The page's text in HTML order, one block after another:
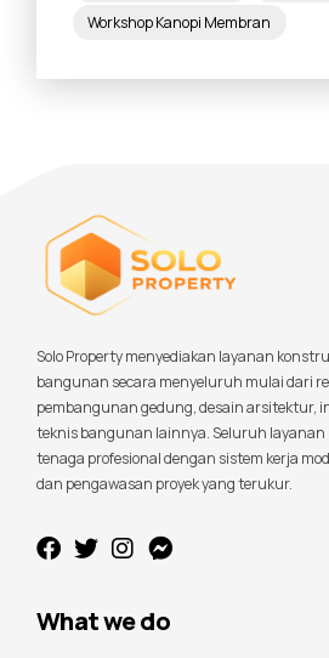
Workshop Kanopi Membran
Solo Property menyediakan layanan
bangunan secara menyeluruh mulai dari
pembangunan gedung, desain arsitektur,
teknis bangunan lainnya. Seluruh layanan
tenaga profesional dengan sistem kerja
dan pengawasan proyek yang terukur.
What we do